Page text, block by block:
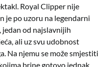
Royal Clipper nije
je po uzoru na legendarni
, jedan od najslavnijih
ali uz svu udobnost
Na njemu se može smjestiti
brine gotovo jednak